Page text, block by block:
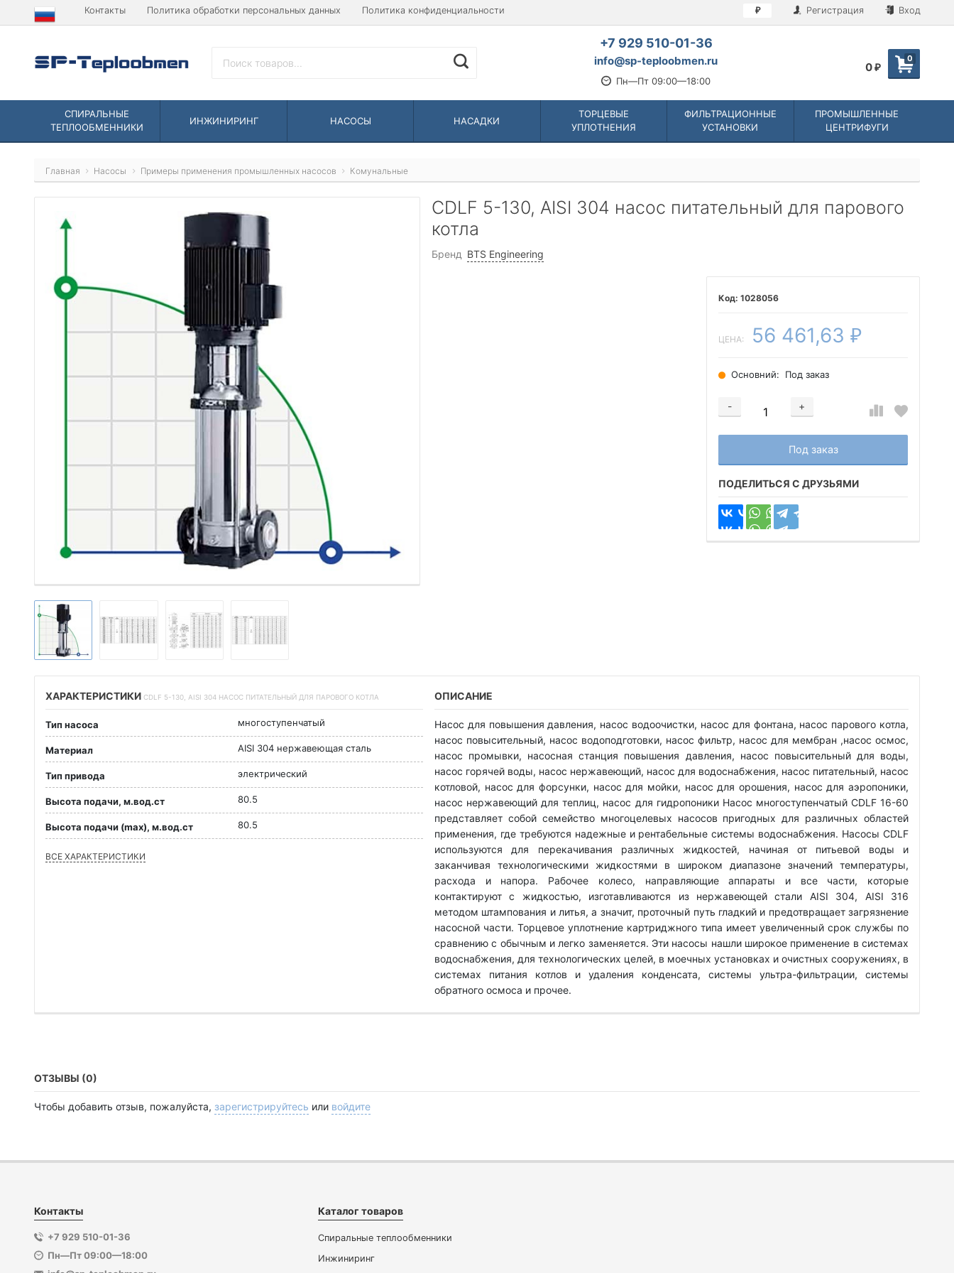
Контакты Политика обработки персональных данных Политика конфиденциальности ₽ Регистрация Вход
+7 929 510-01-36
info@sp-teploobmen.ru
Пн—Пт 09:00—18:00
0
0 ₽
СПИРАЛЬНЫЕ
ТЕПЛООБМЕННИКИ
ИНЖИНИРИНГ НАСОСЫ НАСАДКИ
ТОРЦЕВЫЕ
УПЛОТНЕНИЯ
ФИЛЬТРАЦИОННЫЕ
УСТАНОВКИ
ПРОМЫШЛЕННЫЕ
ЦЕНТРИФУГИ
Главная Насосы Примеры применения промышленных насосов Комунальные
CDLF 5-130, AISI 304 насос питательный для парового
котла
Бренд BTS Engineering
1028056
ЦЕНА: 56 461,63 ₽
Основний: Под заказ
-
+
Добавляется...
Под заказ
Добавлен
ПОДЕЛИТЬСЯ С ДРУЗЬЯМИ
ХАРАКТЕРИСТИКИ CDLF 5-130, AISI 304 НАСОС ПИТАТЕЛЬНЫЙ ДЛЯ ПАРОВОГО КОТЛА
Тип насоса многоступенчатый
Материал AISI 304 нержавеющая сталь
Тип привода электрический
Высота подачи, м.вод.ст 80.5
Высота подачи (max), м.вод.ст 80.5
ВСЕ ХАРАКТЕРИСТИКИ
ОПИСАНИЕ
Насос для повышения давления, насос водоочистки, насос для фонтана, насос парового котла,
насос повысительный, насос водоподготовки, насос фильтр, насос для мембран ,насос осмос,
насос промывки, насосная станция повышения давления, насос повысительный для воды,
насос горячей воды, насос нержавеющий, насос для водоснабжения, насос питательный, насос
котловой, насос для форсунки, насос для мойки, насос для орошения, насос для аэропоники,
насос нержавеющий для теплиц, насос для гидропоники Насос многоступенчатый CDLF 16-60
представляет собой семейство многоцелевых насосов пригодных для различных областей
применения, где требуются надежные и рентабельные системы водоснабжения. Насосы CDLF
используются для перекачивания различных жидкостей, начиная от питьевой воды и
заканчивая технологическими жидкостями в широком диапазоне значений температуры,
расхода и напора. Рабочее колесо, направляющие аппараты и все части, которые
контактируют с жидкостью, изготавливаются из нержавеющей стали AISI 304, AISI 316
методом штампования и литья, а значит, проточный путь гладкий и предотвращает загрязнение
насосной части. Торцевое уплотнение картриджного типа имеет увеличенный срок службы по
сравнению с обычным и легко заменяется. Эти насосы нашли широкое применение в системах
водоснабжения, для технологических целей, в моечных установках и очистных сооружениях, в
системах питания котлов и удаления конденсата, системы ультра-фильтрации, системы
обратного осмоса и прочее.
ОТЗЫВЫ (0)
Чтобы добавить отзыв, пожалуйста, зарегистрируйтесь или войдите
Контакты
+7 929 510-01-36
Пн—Пт 09:00—18:00
Каталог товаров
Спиральные теплообменники
Инжиниринг